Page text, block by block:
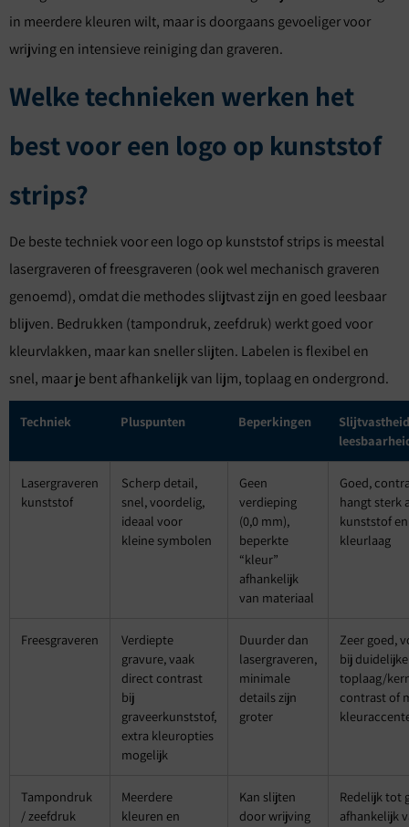
in meerdere kleuren wilt, maar is doorgaans gevoeliger voor
wrijving en intensieve reiniging dan graveren.
Welke technieken werken het
best voor een logo op kunststof
strips?
De beste techniek voor een logo op kunststof strips is meestal
lasergraveren of freesgraveren (ook wel mechanisch graveren
genoemd), omdat die methodes slijtvast zijn en goed leesbaar
blijven. Bedrukken (tampondruk, zeefdruk) werkt goed voor
kleurvlakken, maar kan sneller slijten. Labelen is flexibel en
snel, maar je bent afhankelijk van lijm, toplaag en ondergrond.
Techniek Pluspunten Beperkingen
Lasergraveren
kunststof
Scherp detail,
snel, voordelig,
ideaal voor
kleine symbolen
Geen
verdieping
(0,0 mm),
beperkte
“kleur”
afhankelijk
van materiaal
Goed,
hangt sterk
kunststof en
kleurlaag
Freesgraveren
Verdiepte
gravure, vaak
direct contrast
bij
graveerkunststof,
extra kleuropties
mogelijk
Duurder dan
lasergraveren,
minimale
details zijn
groter
Zeer goed,
bij duidelijke
toplaag/
contrast of
Tampondruk
/ zeefdruk
Meerdere
kleuren en
Kan slijten
door wrijving
Redelijk tot
afhankelijk